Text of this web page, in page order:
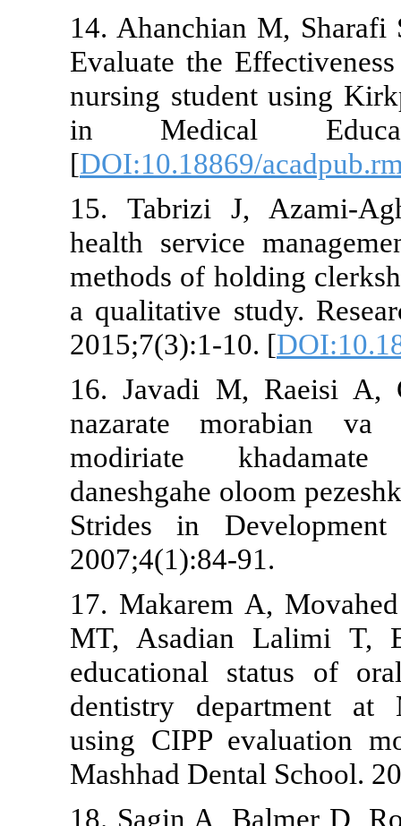
14.
Evaluate the
nursing
in
[
15. Tabrizi
health
methods of
a qualitative
2015;7(3):1-
16. Javadi
nazarate
modiriate
daneshgahe
Strides in
2007;4(1):84-
17. Makarem
MT,
educational
dentistry
using CIPP
Mashhad
18. Sagin A,